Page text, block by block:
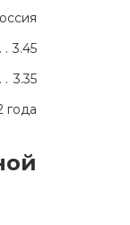
3.45
3.35
года